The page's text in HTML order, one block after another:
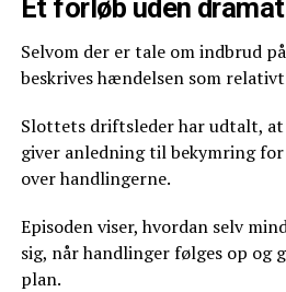
Et forløb uden
Selvom der er tale om indbrud
beskrives hændelsen som
Slottets driftsleder har udtalt, at
giver anledning til bekymring for
over handlingerne.
Episoden viser, hvordan selv
sig, når handlinger følges op og
plan.